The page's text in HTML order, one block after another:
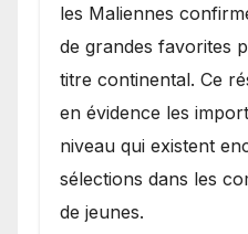
les Maliennes
de grandes favorites
titre continental. Ce
en évidence les
niveau qui existent
sélections dans les
de jeunes.